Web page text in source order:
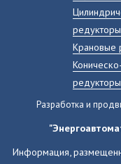
редукторы
Крановые
редукторы
Разработка и
Информация,